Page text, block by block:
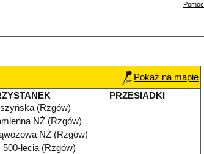
Pomoc
Pokaż na mapie
PRZESIADKI
(Rzgów)
NŻ (Rzgów)
NŻ (Rzgów)
500-lecia (Rzgów)